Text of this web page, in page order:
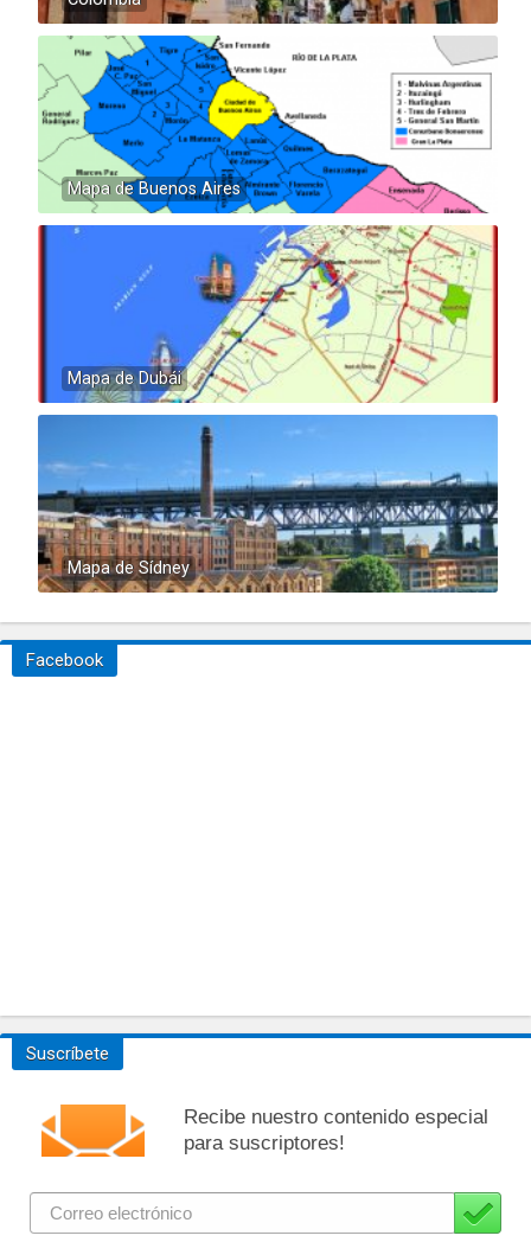
Mapa de Buenos Aires
Mapa de Dubái
Mapa de Sídney
Facebook
Suscríbete
Recibe nuestro contenido especial
para suscriptores!